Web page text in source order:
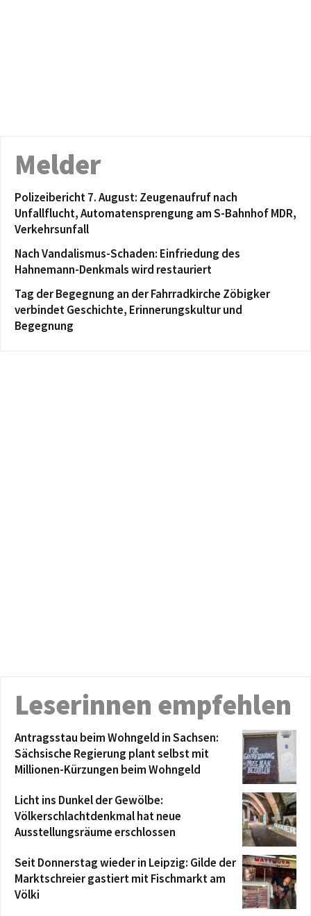
Melder
Polizeibericht 7. August: Zeugenaufruf nach
Unfallflucht, Automatensprengung am S-Bahnhof MDR,
Verkehrsunfall
Nach Vandalismus-Schaden: Einfriedung des
Hahnemann-Denkmals wird restauriert
Tag der Begegnung an der Fahrradkirche Zöbigker
verbindet Geschichte, Erinnerungskultur und
Begegnung
Leserinnen empfehlen
Antragsstau beim Wohngeld in Sachsen:
Sächsische Regierung plant selbst mit
Millionen-Kürzungen beim Wohngeld
Licht ins Dunkel der Gewölbe:
Völkerschlachtdenkmal hat neue
Ausstellungsräume erschlossen
Seit Donnerstag wieder in Leipzig: Gilde der
Marktschreier gastiert mit Fischmarkt am
Völki